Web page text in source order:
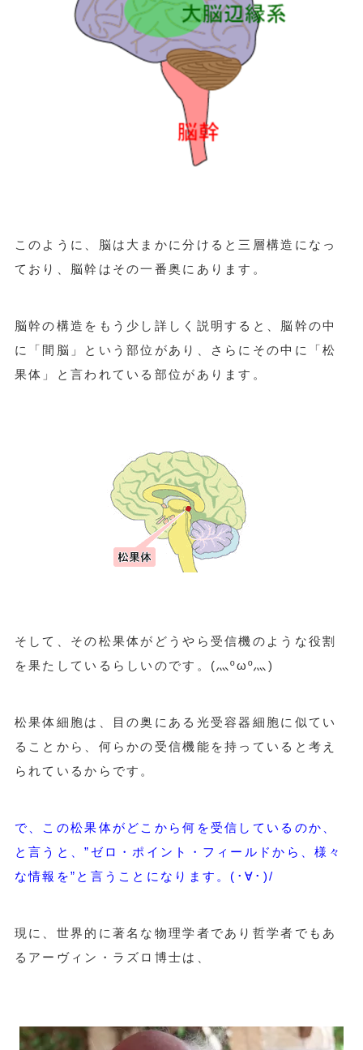
このように、脳は大まかに分けると三層構造になっ
ており、脳幹はその一番奥にあります。
脳幹の構造をもう少し詳しく説明すると、脳幹の中
に「間脳」という部位があり、さらにその中に「松
果体」と言われている部位があります。
そして、その松果体がどうやら受信機のような役割
を果たしているらしいのです。 (灬ºωº灬)
松果体細胞は、目の奥にある光受容器細胞に似てい
ることから、何らかの受信機能を持っていると考え
られているからです。
で、この松果体がどこから何を受信しているのか、
と言うと、”ゼロ・ポイント・フィールドから、様々
な情報を”と言うことになります。(･∀･)/
現に、世界的に著名な物理学者であり哲学者でもあ
るアーヴィン・ラズロ博士は、